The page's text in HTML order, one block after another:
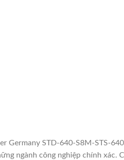
Germany STD-640-S8M-STS-
ngành công nghiệp chính xác.